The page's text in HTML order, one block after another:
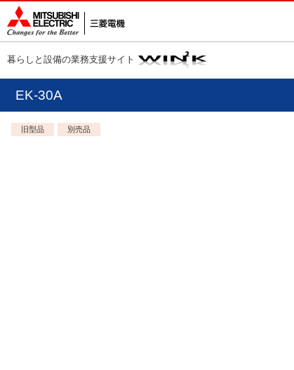
暮らしと設備の業務支援サイト
EK-30A
旧型品 別売品